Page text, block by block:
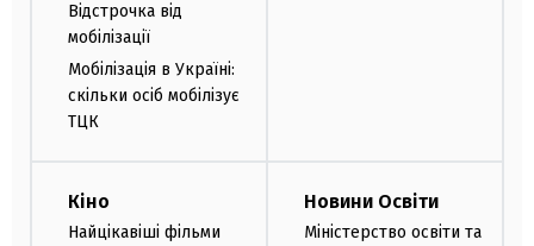
Відстрочка від
мобілізації
Мобілізація в Україні:
скільки осіб мобілізує
ТЦК
Кіно
Найцікавіші фільми
Новини Освіти
Міністерство освіти та